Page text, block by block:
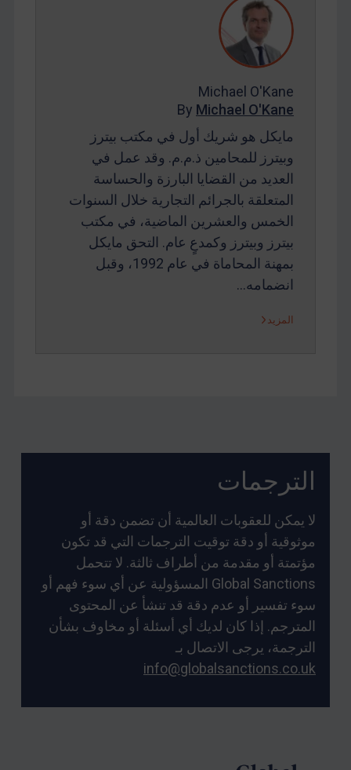
Michael O'Kane
By Michael O'Kane
مايكل هو شريك أول في مكتب بيترز
وبيترز للمحامين ذ.م.م. وقد عمل في
العديد من القضايا البارزة والحساسة
المتعلقة بالجرائم التجارية خلال السنوات
الخمس والعشرين الماضية، في مكتب
بيترز وبيترز وكمدعٍ عام. التحق مايكل
بمهنة المحاماة في عام 1992، وقبل
انضمامه…
المزيد
الترجمات
لا يمكن للعقوبات العالمية أن تضمن دقة أو
موثوقية أو دقة توقيت الترجمات التي قد تكون
مؤتمتة أو مقدمة من أطراف ثالثة. لا تتحمل
Global Sanctions المسؤولية عن أي سوء فهم أو
سوء تفسير أو عدم دقة قد تنشأ عن المحتوى
المترجم. إذا كان لديك أي أسئلة أو مخاوف بشأن
الترجمة، يرجى الاتصال بـ
info@globalsanctions.co.uk